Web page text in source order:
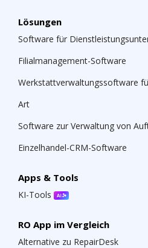
Lösungen
Software für
Filialmanagement-Software
Werkstattverwaltungssoftware
Art
Software zur Verwaltung von
Einzelhandel-CRM-Software
Apps & Tools
KI-Tools
RO App im Vergleich
Alternative zu RepairDesk